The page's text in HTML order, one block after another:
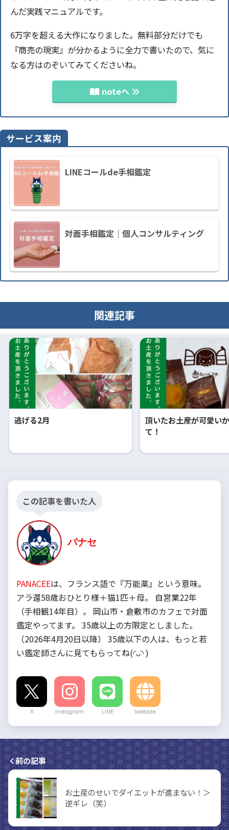
んだ実践マニュアルです。
6万字を超える大作になりました。無料部分だけでも
『商売の現実』が分かるように全力で書いたので、気に
なる方はのぞいてみてくださいね。
noteへ
サービス案内
LINEコールde手相鑑定
対面手相鑑定｜個人コンサルティング
関連記事
逃げる2月
頂いたお土産が可愛い
て！
この記事を書いた人
パナセ
PANACEEは、フランス語で『万能薬』という意味。
アラ還58歳おひとり様＋猫1匹＋母。 自営業22年
（手相観14年目）。 岡山市・倉敷市のカフェで対面
鑑定やってます。 35歳以上の方限定としました。
（2026年4月20日以降） 35歳以下の人は、もっと若
い鑑定師さんに見てもらってね(◜ᴗ◝ )
X Instagram LINE Website
前の記事
お土産のせいでダイエットが進まない！＞
逆ギレ（笑）